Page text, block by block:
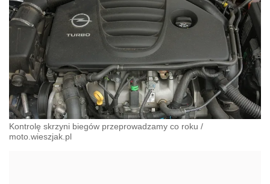
Kontrolę skrzyni biegów przeprowadzamy co roku /
moto.wieszjak.pl